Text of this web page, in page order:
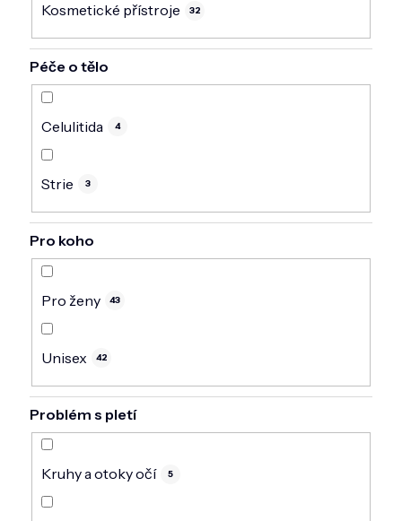
Kosmetické přístroje 32
Péče o tělo
Celulitida 4
Strie 3
Pro koho
Pro ženy 43
Unisex 42
Problém s pletí
Kruhy a otoky očí 5